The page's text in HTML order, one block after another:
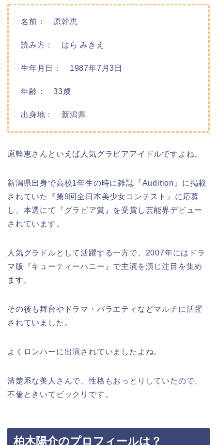
名前： 原幹恵
読み方： はら みきえ
生年月日： 1987年7月3日
年齢： 33歳
出身地： 新潟県
原幹恵さんといえば人気グラビアアイドルですよね。
新潟県出身で高校1年生の時に雑誌『Audition』に掲載
されていた『第9回全日本美少女コンテスト』に応募
し、本選にて『グラビア賞』を受賞し芸能界デビュー
されています。
人気グラドルとして活躍する一方で、2007年にはドラ
マ版『キューティーハニー』で主演を演じ注目を集め
ます。
その後も舞台やドラマ・バラエティなどマルチに活躍
されていました。
よくロンハーに出演されていましたよね。
清楚系な美人さんで、性格もおっとりしていたので、
不倫ときいてビックリです。
柏木陽介のプロフィールは？